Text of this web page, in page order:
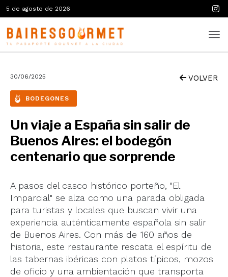
5 de agosto de 2026
30/06/2025 VOLVER
BODEGONES
Un viaje a España sin salir de
Buenos Aires: el bodegón
centenario que sorprende
A pasos del casco histórico porteño, "El
Imparcial" se alza como una parada obligada
para turistas y locales que buscan vivir una
experiencia auténticamente española sin salir
de Buenos Aires. Con más de 160 años de
historia, este restaurante rescata el espíritu de
las tabernas ibéricas con platos típicos, mozos
de oficio y una ambientación que transporta